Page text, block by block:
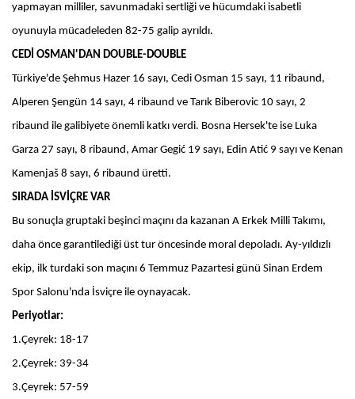
yapmayan milliler, savunmadaki sertliği ve hücumdaki isabetli
oyunuyla mücadeleden 82-75 galip ayrıldı.
CEDİ OSMAN'DAN DOUBLE-DOUBLE
Türkiye'de Şehmus Hazer 16 sayı, Cedi Osman 15 sayı, 11 ribaund,
Alperen Şengün 14 sayı, 4 ribaund ve Tarık Biberovic 10 sayı, 2
ribaund ile galibiyete önemli katkı verdi. Bosna Hersek'te ise Luka
Garza 27 sayı, 8 ribaund, Amar Gegić 19 sayı, Edin Atić 9 sayı ve Kenan
Kamenjaš 8 sayı, 6 ribaund üretti.
SIRADA İSVİÇRE VAR
Bu sonuçla gruptaki beşinci maçını da kazanan A Erkek Milli Takımı,
daha önce garantilediği üst tur öncesinde moral depoladı. Ay-yıldızlı
ekip, ilk turdaki son maçını 6 Temmuz Pazartesi günü Sinan Erdem
Spor Salonu'nda İsviçre ile oynayacak.
Periyotlar:
1.Çeyrek: 18-17
2.Çeyrek: 39-34
3.Çeyrek: 57-59